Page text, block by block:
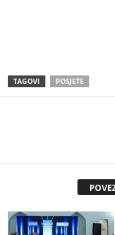
TAGOVI POSJETE